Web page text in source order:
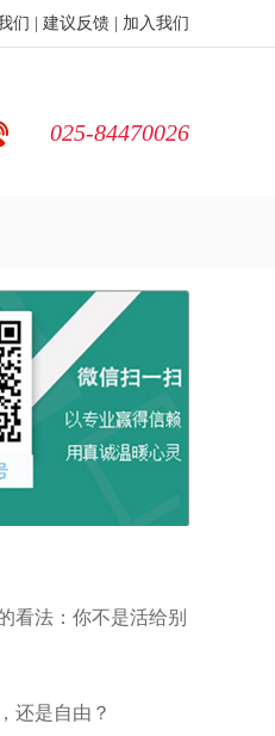
们 建议反馈 加入我们
025-84470026
看法：你不是活给别
还是自由？